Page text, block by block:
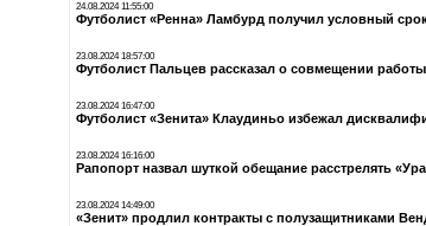
24.08.2024 11:55:00
Футболист «Ренна» Ламбурд получил условный
23.08.2024 18:57:00
Футболист Пальцев рассказал о совмещении
23.08.2024 16:47:00
Футболист «Зенита» Клаудиньо избежал
23.08.2024 16:16:00
Рапопорт назвал шуткой обещание расстрелять
23.08.2024 14:49:00
«Зенит» продлил контракты с полузащитниками